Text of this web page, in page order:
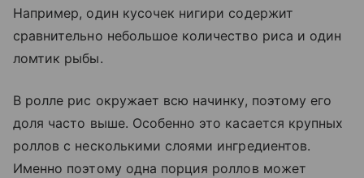
Например, один кусочек нигири содержит
сравнительно небольшое количество риса и один
ломтик рыбы.
В ролле рис окружает всю начинку, поэтому его
доля часто выше. Особенно это касается крупных
роллов с несколькими слоями ингредиентов.
Именно поэтому одна порция роллов может